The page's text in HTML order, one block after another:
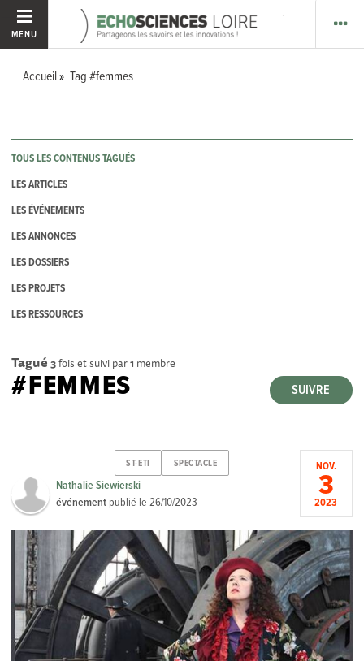
MENU
Accueil Tag #femmes
TOUS LES CONTENUS TAGUÉS
LES ARTICLES
LES ÉVÉNEMENTS
LES ANNONCES
LES DOSSIERS
LES PROJETS
LES RESSOURCES
Tagué 3fois et suivi par1 membre
SUIVRE
#FEMMES
ST-ETI SPECTACLE
Nathalie Siewierski
événement publié le26/10/2023
NOV.
3
2023